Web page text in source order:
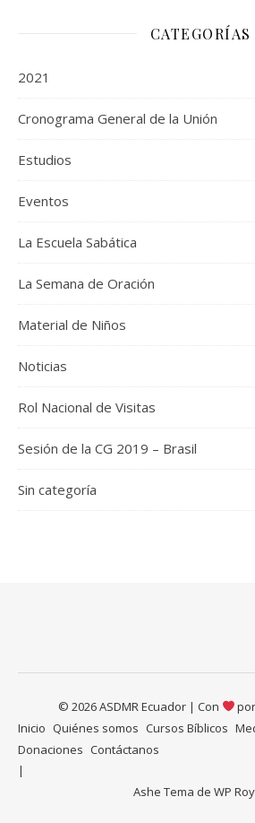
CATEGORÍAS
2021
Cronograma General de la Unión
Estudios
Eventos
La Escuela Sabática
La Semana de Oración
Material de Niños
Noticias
Rol Nacional de Visitas
Sesión de la CG 2019 – Brasil
Sin categoría
© 2026 ASDMR Ecuador | Con
Inicio Quiénes somos Cursos Bíblicos
Donaciones Contáctanos
Ashe Tema de WP